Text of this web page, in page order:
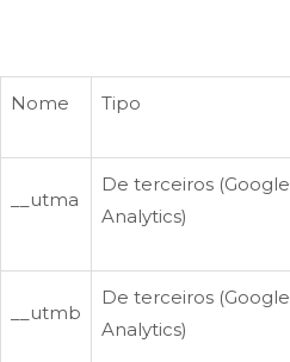
Nome Tipo
__utma
De terceiros (Google
Analytics)
__utmb
De terceiros (Google
Analytics)